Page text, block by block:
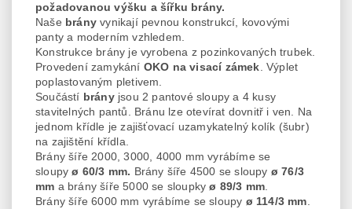
požadovanou výšku a šířku brány.
Naše brány vynikají pevnou konstrukcí, kovovými
panty a moderním vzhledem.
Konstrukce brány je vyrobena z pozinkovaných trubek.
Provedení zamykání OKO na visací zámek. Výplet
poplastovaným pletivem.
Součástí brányjsou 2 pantové sloupy a 4 kusy
stavitelných pantů. Bránu lze otevírat dovnitř i ven. Na
jednom křídle je zajišťovací uzamykatelný kolík (šubr)
na zajištění křídla.
Brány šíře 2000, 3000, 4000 mm vyrábíme se
sloupyø 60/3 mm. Brány šíře 4500 se sloupy ø 76/3
mm a brány šíře 5000 se sloupkyø 89/3 mm.
Brány šíře 6000 mm vyrábíme se sloupy ø 114/3 mm.